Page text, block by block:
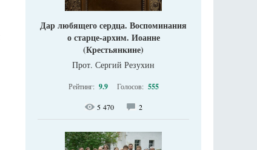
Дар любящего сердца. Воспоминания
о старце-архим. Иоанне
(Крестьянкине)
Прот. Сергий Резухин
Рейтинг: 9.9 Голосов: 555
5 470 2